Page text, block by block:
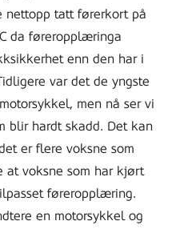
nettopp tatt førerkort på
da føreropplæringa
enn den har i
var det de yngste
men nå ser vi
blir hardt skadd. Det kan
er flere voksne som
at voksne som har kjørt
føreropplæring.
en motorsykkel og